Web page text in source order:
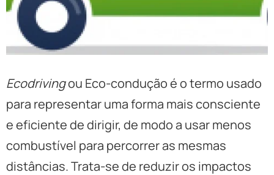
Ecodrivingou Eco-condução é o termo usado
para representar uma forma mais consciente
e eficiente de dirigir, de modo a usar menos
combustível para percorrer as mesmas
distâncias. Trata-se de reduzir os impactos